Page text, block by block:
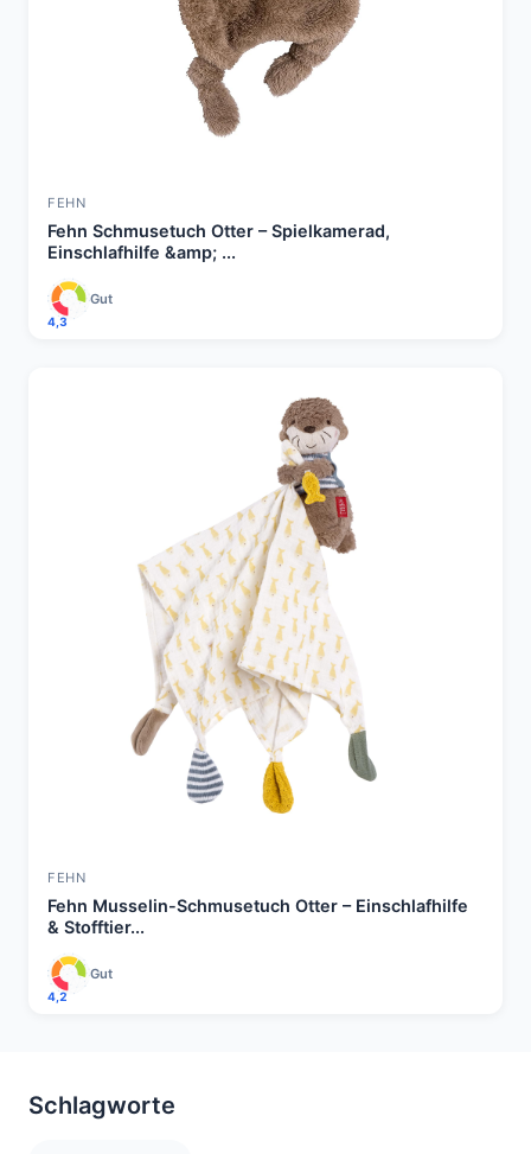
FEHN
Fehn Schmusetuch Otter – Spielkamerad,
Einschlafhilfe &amp; ...
4,3
Gut
FEHN
Fehn Musselin-Schmusetuch Otter – Einschlafhilfe
& Stofftier...
4,2
Gut
Schlagworte